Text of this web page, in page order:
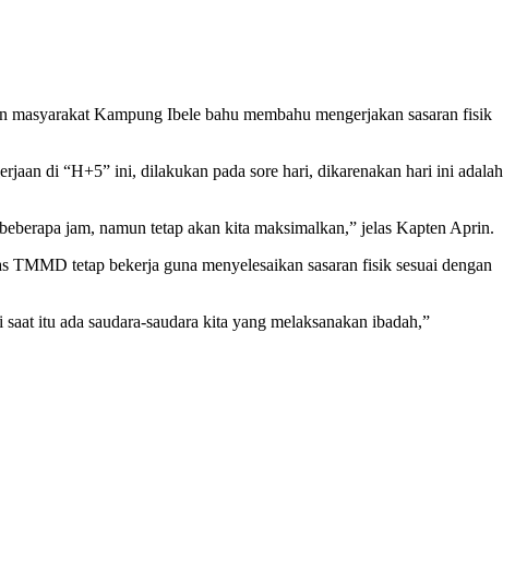
Kampung Ibele bahu membahu mengerjakan sasaran fisik
di “H+5” ini, dilakukan pada sore hari, dikarenakan hari ini adalah
jam, namun tetap akan kita maksimalkan,” jelas Kapten Aprin.
tetap bekerja guna menyelesaikan sasaran fisik sesuai dengan
itu ada saudara-saudara kita yang melaksanakan ibadah,”